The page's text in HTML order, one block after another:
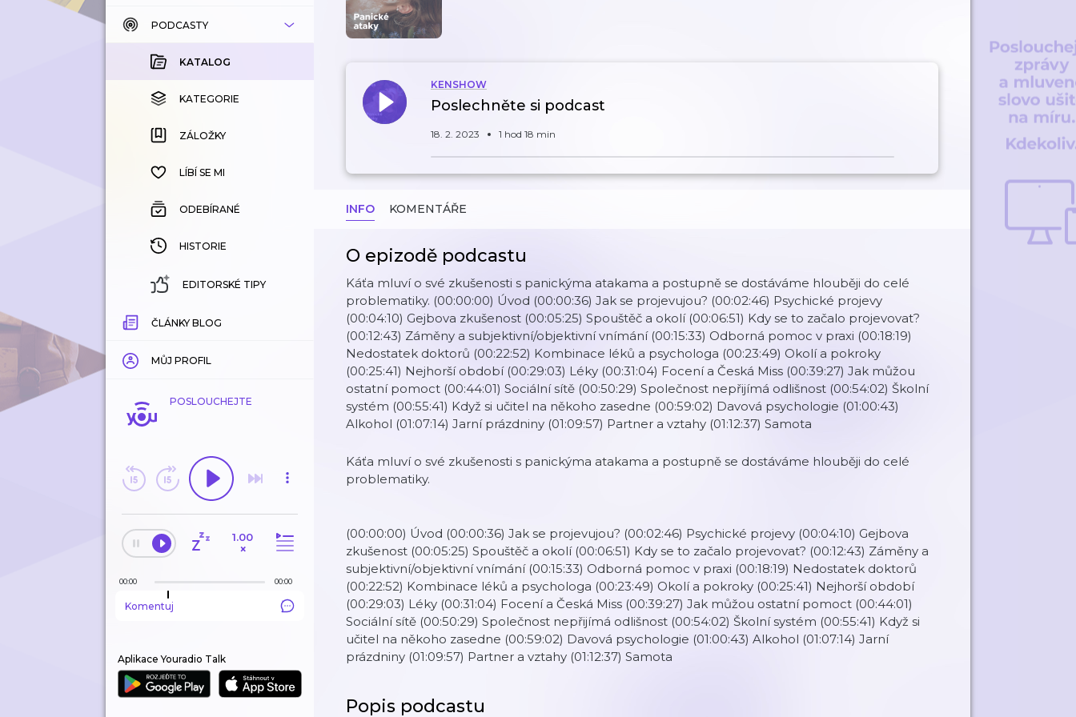
KATALOG
KOUPENÉ
KATEGORIE
ZÁLOŽKY
HISTORIE
PODCASTY
KATALOG
KATEGORIE
ZÁLOŽKY
LÍBÍ SE MI
ODEBÍRANÉ
HISTORIE
EDITORSKÉ TIPY
ČLÁNKY BLOG
MŮJ PROFIL
POSLOUCHEJTE
1.00
×
00:00 00:00
Komentuj
Aplikace Youradio Talk
KENSHOW
Poslechněte si podcast
18. 2. 2023 1 hod 18 min
INFO KOMENTÁŘE
O epizodě podcastu
Káťa mluví o své zkušenosti s panickýma atakama a postupně se dostáváme hlouběji do celé
problematiky. (00:00:00) Úvod (00:00:36) Jak se projevujou? (00:02:46) Psychické projevy
(00:04:10) Gejbova zkušenost (00:05:25) Spouštěč a okolí (00:06:51) Kdy se to začalo projevovat?
(00:12:43) Záměny a subjektivní/objektivní vnímání (00:15:33) Odborná pomoc v praxi (00:18:19)
Nedostatek doktorů (00:22:52) Kombinace léků a psychologa (00:23:49) Okolí a pokroky
(00:25:41) Nejhorší období (00:29:03) Léky (00:31:04) Focení a Česká Miss (00:39:27) Jak můžou
ostatní pomoct (00:44:01) Sociální sítě (00:50:29) Společnost nepřijímá odlišnost (00:54:02) Školní
systém (00:55:41) Když si učitel na někoho zasedne (00:59:02) Davová psychologie (01:00:43)
Alkohol (01:07:14) Jarní prázdniny (01:09:57) Partner a vztahy (01:12:37) Samota
Káťa mluví o své zkušenosti s panickýma atakama a postupně se dostáváme hlouběji do celé
problematiky.
(00:00:00) Úvod (00:00:36) Jak se projevujou? (00:02:46) Psychické projevy (00:04:10) Gejbova
zkušenost (00:05:25) Spouštěč a okolí (00:06:51) Kdy se to začalo projevovat? (00:12:43) Záměny a
subjektivní/objektivní vnímání (00:15:33) Odborná pomoc v praxi (00:18:19) Nedostatek doktorů
(00:22:52) Kombinace léků a psychologa (00:23:49) Okolí a pokroky (00:25:41) Nejhorší období
(00:29:03) Léky (00:31:04) Focení a Česká Miss (00:39:27) Jak můžou ostatní pomoct (00:44:01)
Sociální sítě (00:50:29) Společnost nepřijímá odlišnost (00:54:02) Školní systém (00:55:41) Když si
učitel na někoho zasedne (00:59:02) Davová psychologie (01:00:43) Alkohol (01:07:14) Jarní
prázdniny (01:09:57) Partner a vztahy (01:12:37) Samota
Popis podcastu